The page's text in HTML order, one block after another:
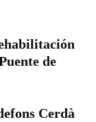
de
Cerdà